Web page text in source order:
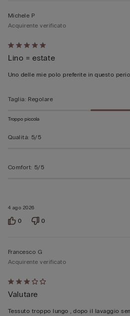
Valutato
5
su
4 ago 2026
Michele P
Acquirente verificato
Lino = estate
Uno delle mie polo preferite in questo
Taglia: Regolare
Troppo piccola
Qualità: 5/5
Comfort: 5/5
0 0
Valutato
3
su
Francesco G
Acquirente verificato
Valutare
Tessuto troppo lungo , dopo il lavaggio